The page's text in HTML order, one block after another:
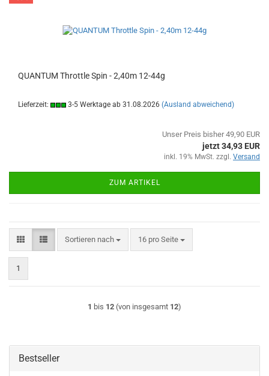
QUANTUM Throttle Spin - 2,40m 12-44g
Lieferzeit: 3-5 Werktage ab 31.08.2026 (Ausland abweichend)
Unser Preis bisher 49,90 EUR
jetzt 34,93 EUR
inkl. 19% MwSt. zzgl. Versand
ZUM ARTIKEL
Sortieren nach
Sortieren nach 16 pro Seite
pro Seite
1
1 bis 12 (von insgesamt 12)
Bestseller